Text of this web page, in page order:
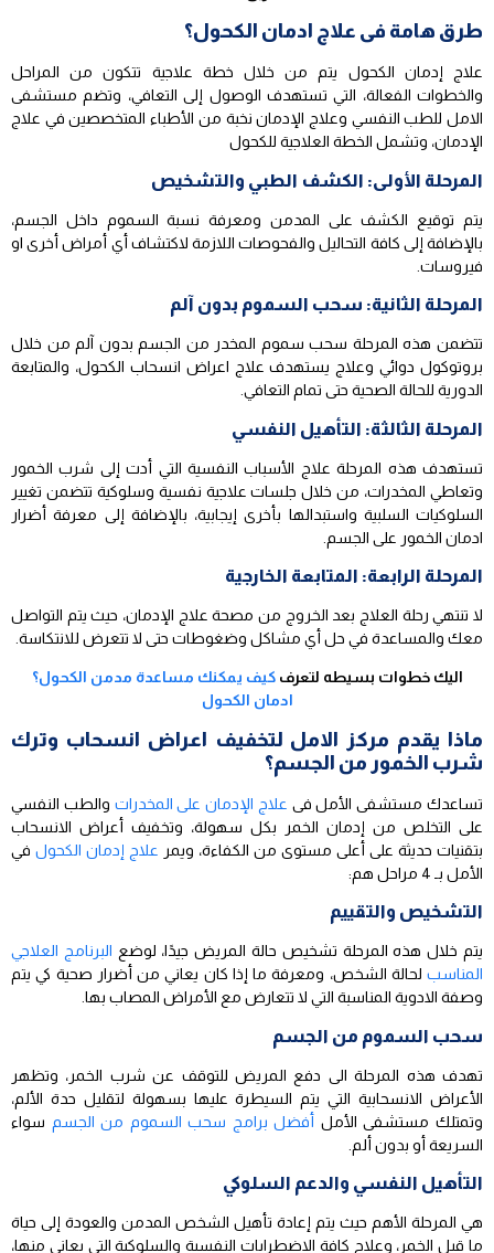
طرق هامة فى علاج ادمان الكحول؟
علاج إدمان الكحول يتم من خلال خطة علاجية تتكون من المراحل
والخطوات الفعالة، التي تستهدف الوصول إلى التعافي، وتضم مستشفى
الامل للطب النفسي وعلاج الإدمان نخبة من الأطباء المتخصصين في علاج
الإدمان، وتشمل الخطة العلاجية للكحول
المرحلة الأولى: الكشف الطبي والتشخيص
يتم توقيع الكشف على المدمن ومعرفة نسبة السموم داخل الجسم،
بالإضافة إلى كافة التحاليل والفحوصات اللازمة لاكتشاف أي أمراض أخرى او
فيروسات.
المرحلة الثانية: سحب السموم بدون آلم
تتضمن هذه المرحلة سحب سموم المخدر من الجسم بدون آلم من خلال
بروتوكول دوائي وعلاج يستهدف علاج اعراض انسحاب الكحول، والمتابعة
الدورية للحالة الصحية حتى تمام التعافي.
المرحلة الثالثة: التأهيل النفسي
تستهدف هذه المرحلة علاج الأسباب النفسية التي أدت إلى شرب الخمور
وتعاطي المخدرات، من خلال جلسات علاجية نفسية وسلوكية تتضمن تغيير
السلوكيات السلبية واستبدالها بأخرى إيجابية، بالإضافة إلى معرفة أضرار
ادمان الخمور على الجسم.
المرحلة الرابعة: المتابعة الخارجية
لا تنتهي رحلة العلاج بعد الخروج من مصحة علاج الإدمان، حيث يتم التواصل
معك والمساعدة في حل أي مشاكل وضغوطات حتى لا تتعرض للانتكاسة.
اليك خطوات بسيطه لتعرفكيف يمكنك مساعدة مدمن الكحول؟
ادمان الكحول
ماذا يقدم مركز الامل لتخفيف اعراض انسحاب وترك
شرب الخمور من الجسم؟
تساعدك مستشفى الأمل فى علاج الإدمان على المخدرات والطب النفسي
على التخلص من إدمان الخمر بكل سهولة، وتخفيف أعراض الانسحاب
بتقنيات حديثة على أعلى مستوى من الكفاءة، ويمر علاج إدمان الكحول في
الأمل بـ 4 مراحل هم:
التشخيص والتقييم
يتم خلال هذه المرحلة تشخيص حالة المريض جيدًا، لوضع البرنامج العلاجي
المناسب لحالة الشخص، ومعرفة ما إذا كان يعاني من أضرار صحية كي يتم
وصفة الادوية المناسبة التي لا تتعارض مع الأمراض المصاب بها.
سحب السموم من الجسم
تهدف هذه المرحلة الى دفع المريض للتوقف عن شرب الخمر، وتظهر
الأعراض الانسحابية التي يتم السيطرة عليها بسهولة لتقليل حدة الألم،
وتمتلك مستشفى الأمل أفضل برامج سحب السموم من الجسم سواء
السريعة أو بدون ألم.
التأهيل النفسي والدعم السلوكي
هي المرحلة الأهم حيث يتم إعادة تأهيل الشخص المدمن والعودة إلى حياة
ما قبل الخمر، وعلاج كافة الاضطرابات النفسية والسلوكية التي يعاني منها،